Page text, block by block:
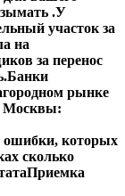
.У
участок за
на
за перенос
Банки
рынке
Москвы:
ошибки, которых
сколько
Приемка